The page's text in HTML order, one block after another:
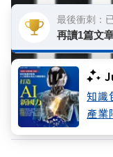
知識
產業
馬斯克的領導
「失敗」本身根
最後衝刺：
再讀1篇文